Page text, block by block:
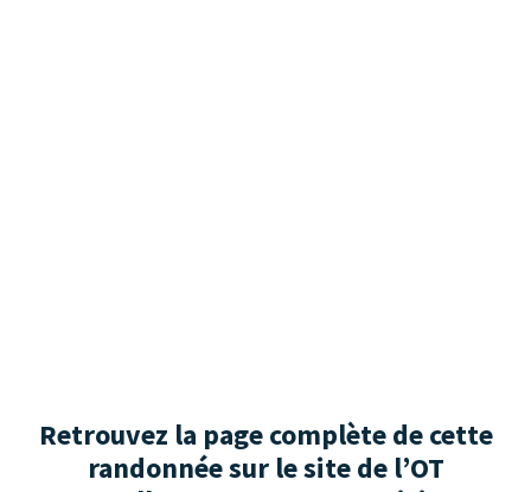
Retrouvez la page complète de cette
randonnée sur le site de l’OT